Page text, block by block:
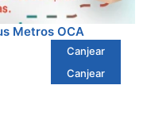
Metros OCA
Canjear
Canjear